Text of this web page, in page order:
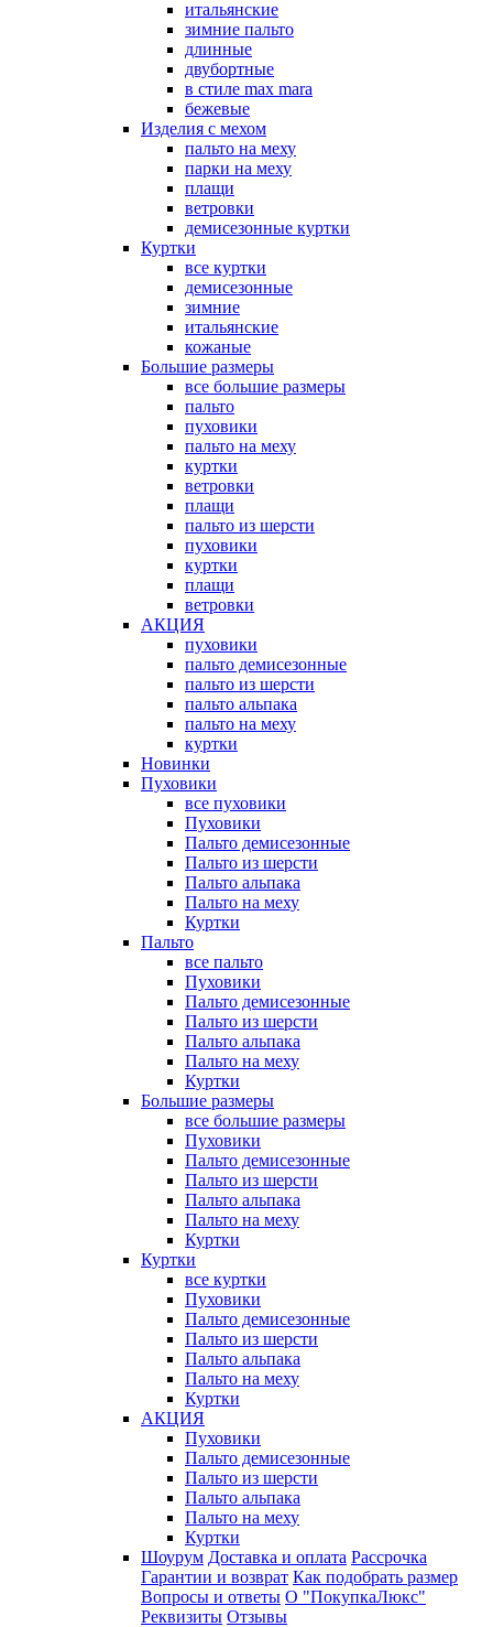
итальянские
зимние пальто
длинные
двубортные
в стиле max mara
бежевые
Изделия с мехом
пальто на меху
парки на меху
плащи
ветровки
демисезонные куртки
Куртки
все куртки
демисезонные
зимние
итальянские
кожаные
Большие размеры
все большие размеры
пальто
пуховики
пальто на меху
куртки
ветровки
плащи
пальто из шерсти
пуховики
куртки
плащи
ветровки
АКЦИЯ
пуховики
пальто демисезонные
пальто из шерсти
пальто альпака
пальто на меху
куртки
Новинки
Пуховики
все пуховики
Пуховики
Пальто демисезонные
Пальто из шерсти
Пальто альпака
Пальто на меху
Куртки
Пальто
все пальто
Пуховики
Пальто демисезонные
Пальто из шерсти
Пальто альпака
Пальто на меху
Куртки
Большие размеры
все большие размеры
Пуховики
Пальто демисезонные
Пальто из шерсти
Пальто альпака
Пальто на меху
Куртки
Куртки
все куртки
Пуховики
Пальто демисезонные
Пальто из шерсти
Пальто альпака
Пальто на меху
Куртки
АКЦИЯ
Пуховики
Пальто демисезонные
Пальто из шерсти
Пальто альпака
Пальто на меху
Куртки
Шоурум Доставка и оплата Рассрочка
Гарантии и возврат Как подобрать размер
Вопросы и ответы О "ПокупкаЛюкс"
Реквизиты Отзывы